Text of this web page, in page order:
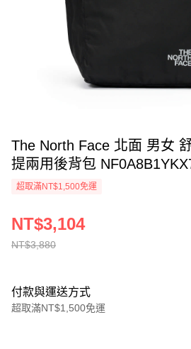
The North Face 北面 男女
提兩用後背包
超取滿NT$1,500免運
NT$3,880
NT$3,104
付款與運送方式
超取滿NT$1,500免運